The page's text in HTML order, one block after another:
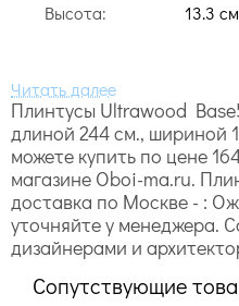
Высота:
13.3
Плинтусы Ultrawood
длиной 244 cм., шириной
можете купить по цене
магазине Oboi-ma.ru.
доставка по Москве - :
уточняйте у менеджера.
дизайнерами и
Сопутствующие